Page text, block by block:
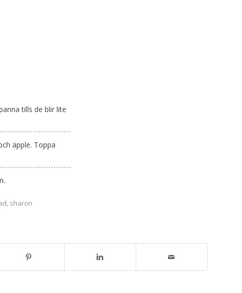
tills de blir lite
äpple. Toppa
, sharon